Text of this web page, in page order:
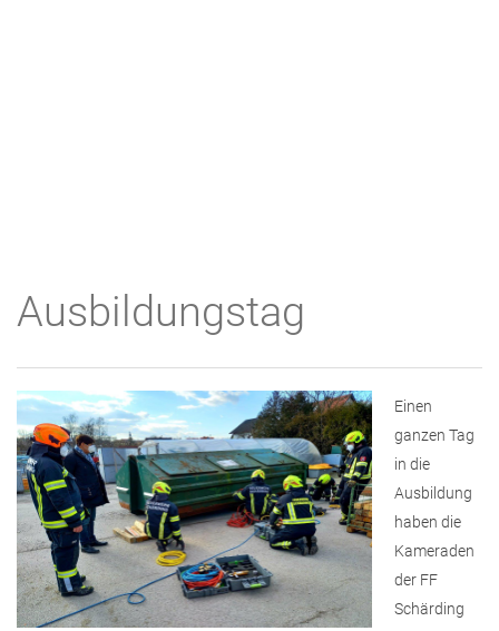
Ausbildungstag
Einen
ganzen Tag
in die
Ausbildung
haben die
Kameraden
der FF
Schärding